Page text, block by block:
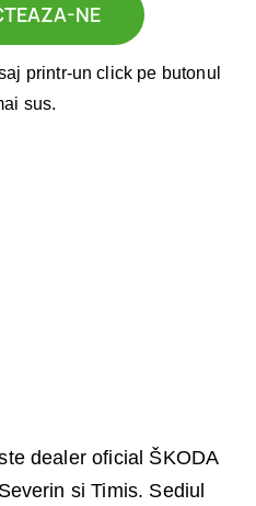
NE
printr-un click pe butonul
sus.
dealer oficial ŠKODA
si Timis. Sediul